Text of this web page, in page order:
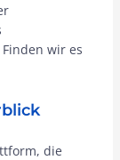
wir es
die